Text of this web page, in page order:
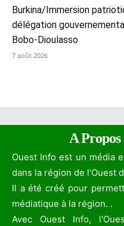
Burkina/Immersion
délégation
Bobo-Dioulasso
7 août 2026
A Propos
Ouest Info est un média
dans la région de l’Ouest
Il a été créé pour
médiatique à la région. .
Avec Ouest Info,